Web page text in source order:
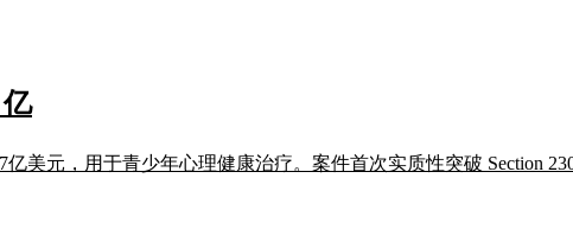
美元，用于青少年心理健康治疗。案件首次实质性突破 Section